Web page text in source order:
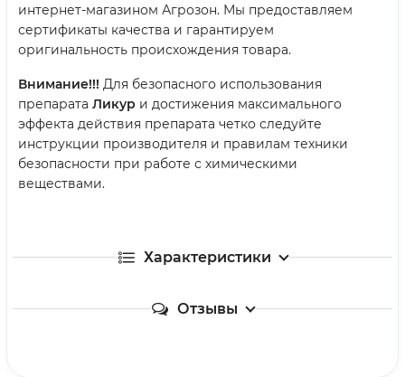
интернет-магазином Агрозон. Мы предоставляем
сертификаты качества и гарантируем
оригинальность происхождения товара.
Внимание!!! Для безопасного использования
препарата Ликур и достижения максимального
эффекта действия препарата четко следуйте
инструкции производителя и правилам техники
безопасности при работе с химическими
веществами.
Характеристики
Отзывы